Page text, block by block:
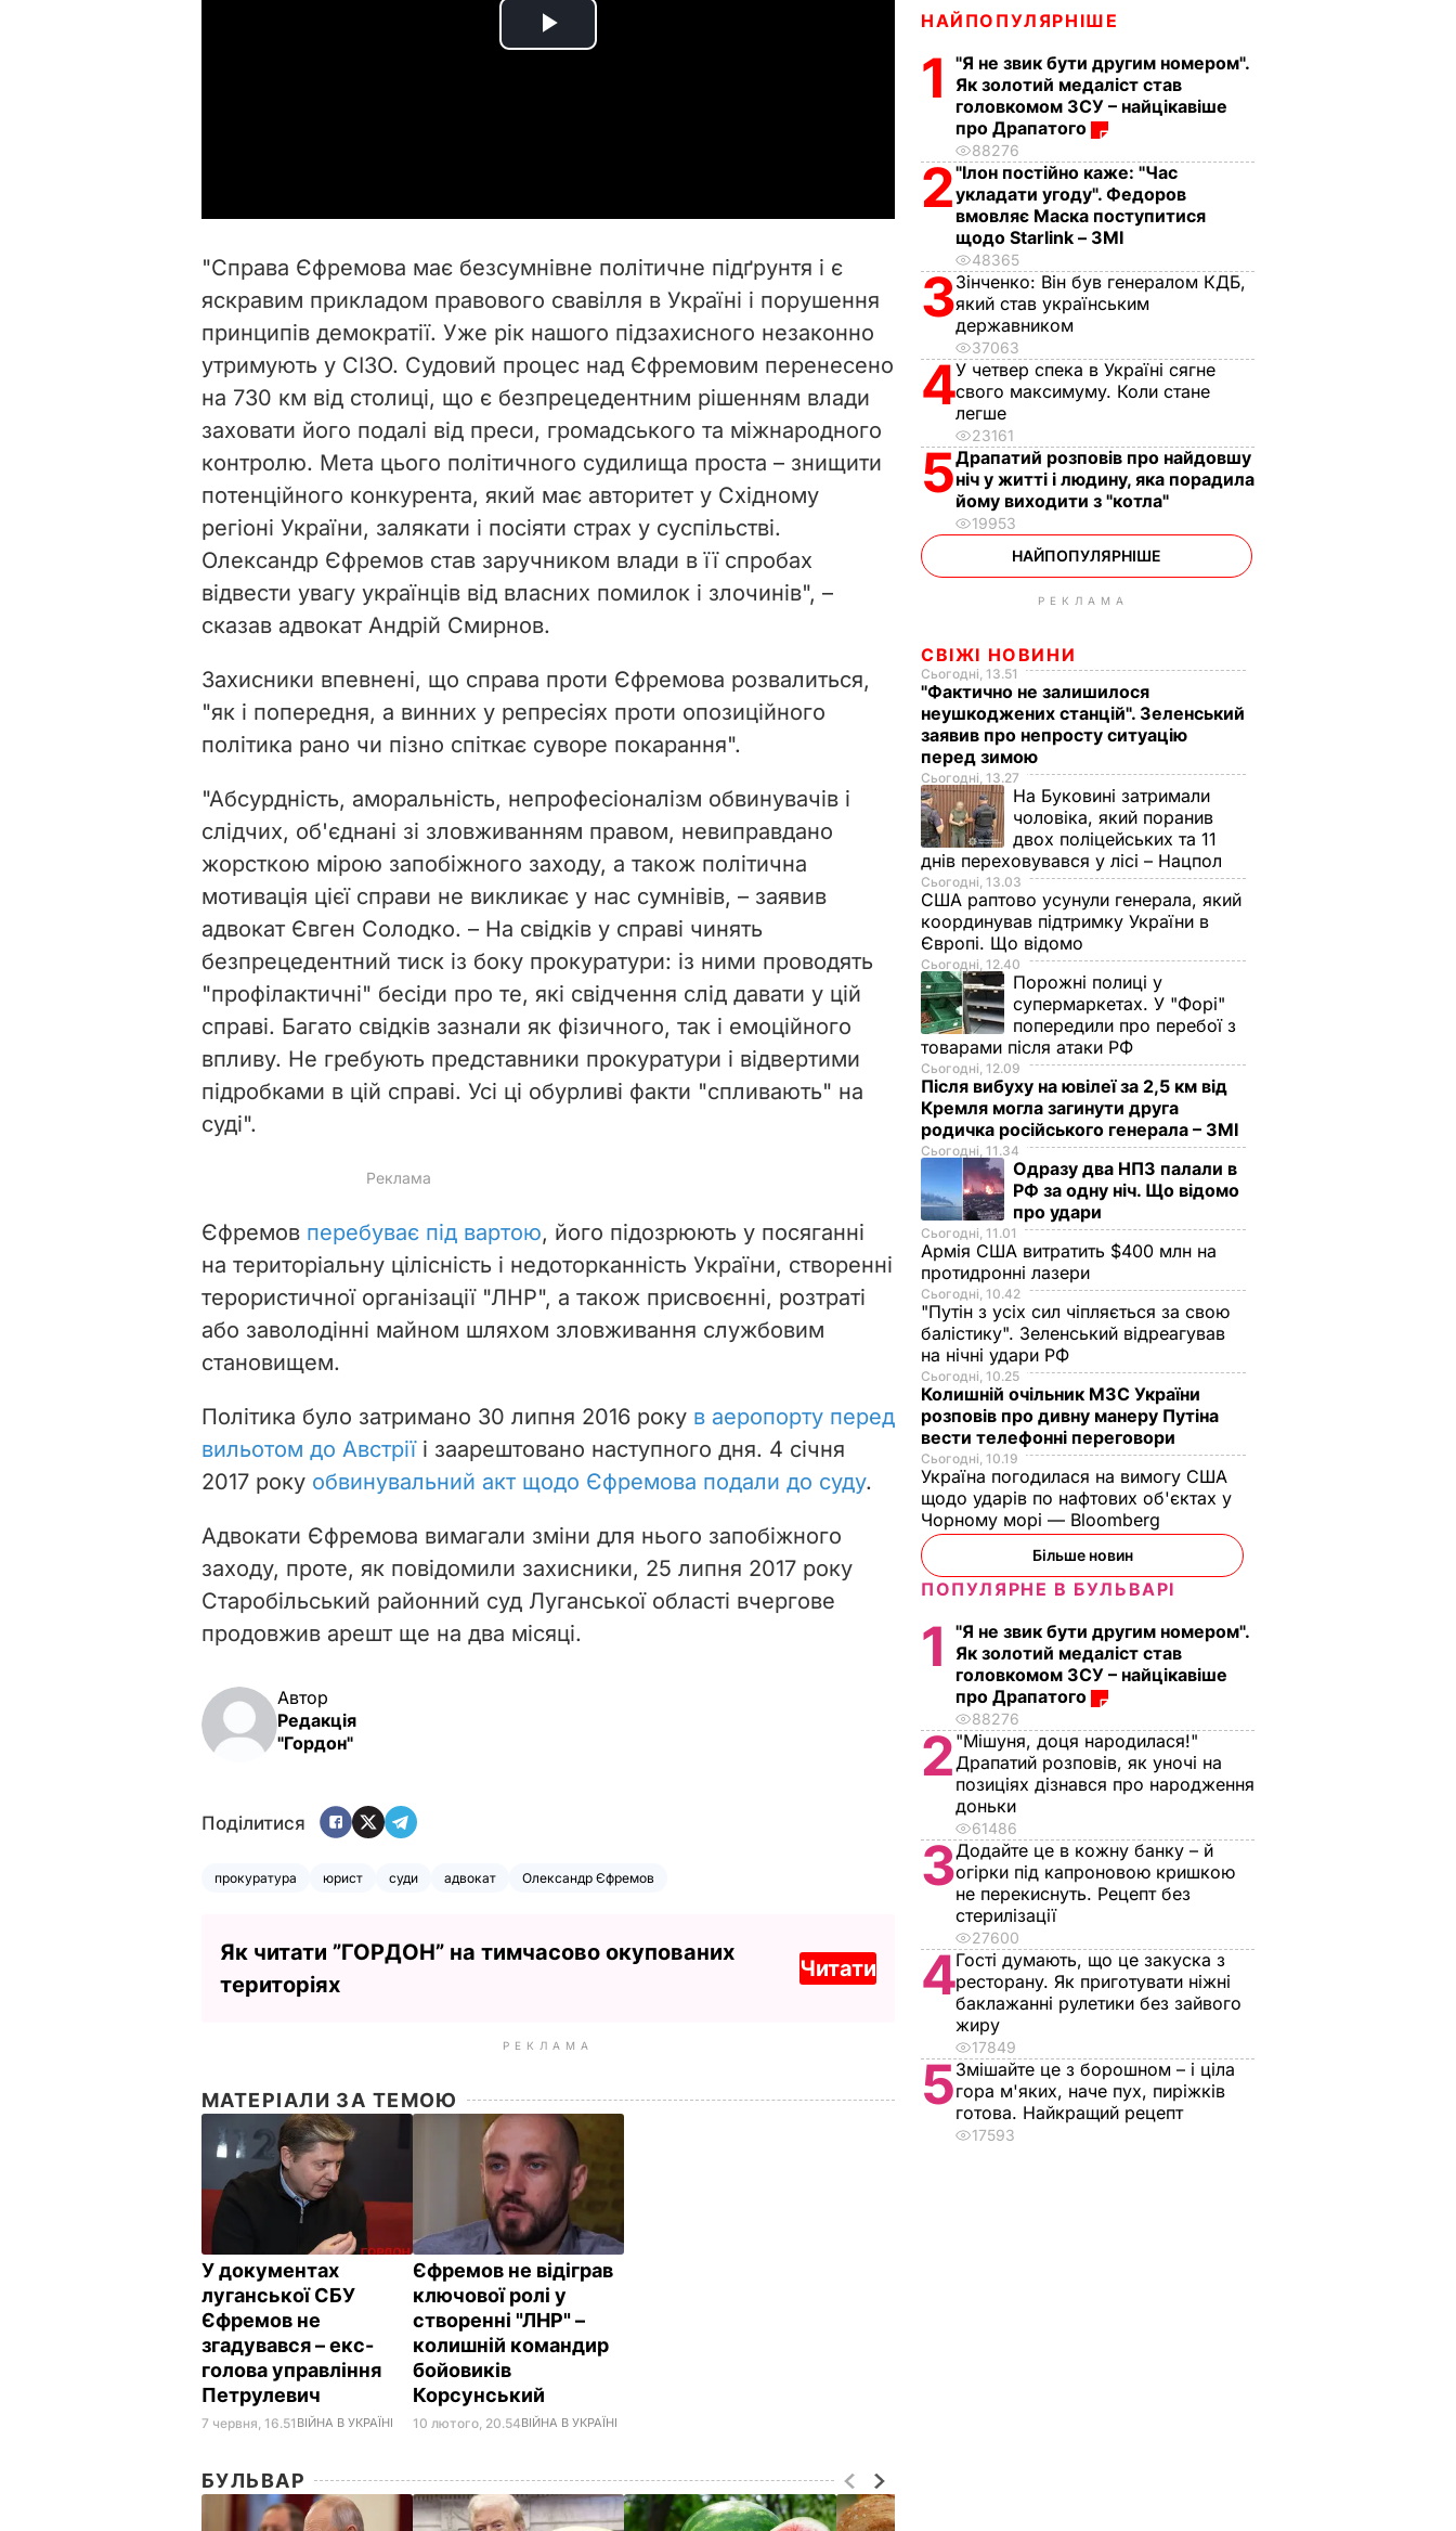
P
i
d
e
o
"Справа Єфремова має безсумнівне політичне підґрунтя і є
яскравим прикладом правового свавілля в Україні і порушення
принципів демократії. Уже рік нашого підзахисного незаконно
утримують у СІЗО. Судовий процес над Єфремовим перенесено
на 730 км від столиці, що є безпрецедентним рішенням влади
заховати його подалі від преси, громадського та міжнародного
контролю. Мета цього політичного судилища проста – знищити
потенційного конкурента, який має авторитет у Східному
регіоні України, залякати і посіяти страх у суспільстві.
Олександр Єфремов став заручником влади в її спробах
відвести увагу українців від власних помилок і злочинів", –
сказав адвокат Андрій Смирнов.
Захисники впевнені, що справа проти Єфремова розвалиться,
"як і попередня, а винних у репресіях проти опозиційного
політика рано чи пізно спіткає суворе покарання".
"Абсурдність, аморальність, непрофесіоналізм обвинувачів і
слідчих, об'єднані зі зловживанням правом, невиправдано
жорсткою мірою запобіжного заходу, а також політична
мотивація цієї справи не викликає у нас сумнівів, – заявив
адвокат Євген Солодко. – На свідків у справі чинять
безпрецедентний тиск із боку прокуратури: із ними проводять
"профілактичні" бесіди про те, які свідчення слід давати у цій
справі. Багато свідків зазнали як фізичного, так і емоційного
впливу. Не гребують представники прокуратури і відвертими
підробками в цій справі. Усі ці обурливі факти "спливають" на
суді".
Єфремов перебуває під вартою, його підозрюють у посяганні
на територіальну цілісність і недоторканність України, створенні
терористичної організації "ЛНР", а також присвоєнні, розтраті
або заволодінні майном шляхом зловживання службовим
становищем.
Політика було затримано 30 липня 2016 року в аеропорту перед
вильотом до Австрії і заарештовано наступного дня. 4 січня
2017 року обвинувальний акт щодо Єфремова подали до суду.
Адвокати Єфремова вимагали зміни для нього запобіжного
заходу, проте, як повідомили захисники, 25 липня 2017 року
Старобільський районний суд Луганської області вчергове
продовжив арешт ще на два місяці.
Автор
Редакція
"Гордон"
Поділитися
прокуратура юрист суди адвокат Олександр Єфремов
Як читати ”ГОРДОН” на тимчасово окупованих
територіях
Читати
РЕКЛАМА
МАТЕРІАЛИ ЗА ТЕМОЮ
У документах
луганської СБУ
Єфремов не
згадувався – екс-
голова управління
Петрулевич
7 червня, 16.51 ВІЙНА В УКРАЇНІ
Єфремов не відіграв
ключової ролі у
створенні "ЛНР" –
колишній командир
бойовиків
Корсунський
10 лютого, 20.54ВІЙНА В УКРАЇНІ
БУЛЬВАР
НАЙПОПУЛЯРНІШЕ
1
"Я не звик бути другим номером".
Як золотий медаліст став
головкомом ЗСУ – найцікавіше
про Драпатого
88276
2"Ілон постійно каже: "Час
укладати угоду". Федоров
вмовляє Маска поступитися
щодо Starlink – ЗМІ
48365
3Зінченко: Він був генералом КДБ,
який став українським
державником
37063
4У четвер спека в Україні сягне
свого максимуму. Коли стане
легше
23161
5Драпатий розповів про найдовшу
ніч у житті і людину, яка порадила
йому виходити з "котла"
19953
НАЙПОПУЛЯРНІШЕ
РЕКЛАМА
СВІЖІ НОВИНИ
Сьогодні, 13.51
"Фактично не залишилося
неушкоджених станцій". Зеленський
заявив про непросту ситуацію
перед зимою
Сьогодні, 13.27
На Буковині затримали
чоловіка, який поранив
двох поліцейських та 11
днів переховувався у лісі – Нацпол
Сьогодні, 13.03
США раптово усунули генерала, який
координував підтримку України в
Європі. Що відомо
Сьогодні, 12.40
Порожні полиці у
супермаркетах. У "Форі"
попередили про перебої з
товарами після атаки РФ
Сьогодні, 12.09
Після вибуху на ювілеї за 2,5 км від
Кремля могла загинути друга
родичка російського генерала – ЗМІ
Сьогодні, 11.34
Одразу два НПЗ палали в
РФ за одну ніч. Що відомо
про удари
Сьогодні, 11.01
Армія США витратить $400 млн на
протидронні лазери
Сьогодні, 10.42
"Путін з усіх сил чіпляється за свою
балістику". Зеленський відреагував
на нічні удари РФ
Сьогодні, 10.25
Колишній очільник МЗС України
розповів про дивну манеру Путіна
вести телефонні переговори
Сьогодні, 10.19
Україна погодилася на вимогу США
щодо ударів по нафтових об'єктах у
Чорному морі — Bloomberg
Більше новин
ПОПУЛЯРНЕ В БУЛЬВАРІ
1
"Я не звик бути другим номером".
Як золотий медаліст став
головкомом ЗСУ – найцікавіше
про Драпатого
88276
2 "Мішуня, доця народилася!"
Драпатий розповів, як уночі на
позиціях дізнався про народження
доньки
61486
3Додайте це в кожну банку – й
огірки під капроновою кришкою
не перекиснуть. Рецепт без
стерилізації
27600
4Гості думають, що це закуска з
ресторану. Як приготувати ніжні
баклажанні рулетики без зайвого
жиру
17849
5Змішайте це з борошном – і ціла
гора м'яких, наче пух, пиріжків
готова. Найкращий рецепт
17593